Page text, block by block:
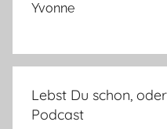
Yvonne
Lebst Du schon,
Podcast